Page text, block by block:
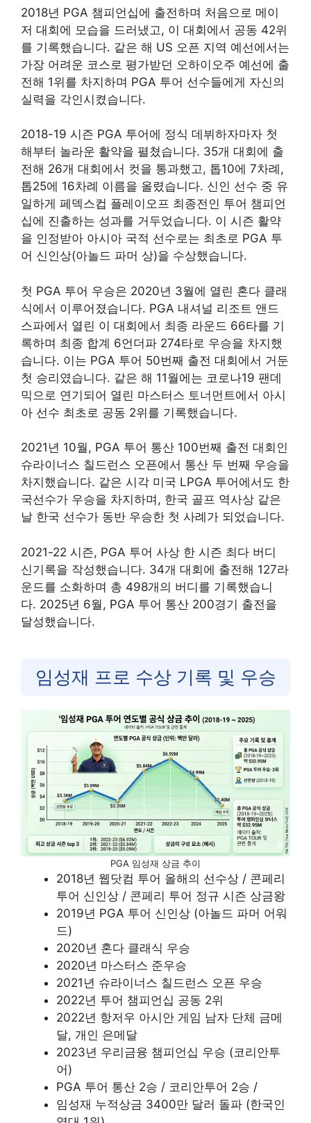
2018년 PGA 챔피언십에 출전하며 처음으로 메이
저 대회에 모습을 드러냈고, 이 대회에서 공동 42위
를 기록했습니다. 같은 해 US 오픈 지역 예선에서는
가장 어려운 코스로 평가받던 오하이오주 예선에 출
전해 1위를 차지하며 PGA 투어 선수들에게 자신의
실력을 각인시켰습니다.
2018-19 시즌 PGA 투어에 정식 데뷔하자마자 첫
해부터 놀라운 활약을 펼쳤습니다. 35개 대회에 출
전해 26개 대회에서 컷을 통과했고, 톱10에 7차례,
톱25에 16차례 이름을 올렸습니다. 신인 선수 중 유
일하게 페덱스컵 플레이오프 최종전인 투어 챔피언
십에 진출하는 성과를 거두었습니다. 이 시즌 활약
을 인정받아 아시아 국적 선수로는 최초로 PGA 투
어 신인상(아놀드 파머 상)을 수상했습니다.
첫 PGA 투어 우승은 2020년 3월에 열린 혼다 클래
식에서 이루어졌습니다. PGA 내셔널 리조트 앤드
스파에서 열린 이 대회에서 최종 라운드 66타를 기
록하며 최종 합계 6언더파 274타로 우승을 차지했
습니다. 이는 PGA 투어 50번째 출전 대회에서 거둔
첫 승리였습니다. 같은 해 11월에는 코로나19 팬데
믹으로 연기되어 열린 마스터스 토너먼트에서 아시
아 선수 최초로 공동 2위를 기록했습니다.
2021년 10월, PGA 투어 통산 100번째 출전 대회인
슈라이너스 칠드런스 오픈에서 통산 두 번째 우승을
차지했습니다. 같은 시각 미국 LPGA 투어에서도 한
국선수가 우승을 차지하며, 한국 골프 역사상 같은
날 한국 선수가 동반 우승한 첫 사례가 되었습니다.
2021-22 시즌, PGA 투어 사상 한 시즌 최다 버디
신기록을 작성했습니다. 34개 대회에 출전해 127라
운드를 소화하며 총 498개의 버디를 기록했습니
다. 2025년 6월, PGA 투어 통산 200경기 출전을
달성했습니다.
임성재 프로 수상 기록 및 우승
PGA 임성재 상금 추이
2018년 웹닷컴 투어 올해의 선수상 / 콘페리
투어 신인상 / 콘페리 투어 정규 시즌 상금왕
2019년 PGA 투어 신인상 (아놀드 파머 어워
드)
2020년 혼다 클래식 우승
2020년 마스터스 준우승
2021년 슈라이너스 칠드런스 오픈 우승
2022년 투어 챔피언십 공동 2위
2022년 항저우 아시안 게임 남자 단체 금메
달, 개인 은메달
2023년 우리금융 챔피언십 우승 (코리안투
어)
PGA 투어 통산 2승 / 코리안투어 2승 /
임성재 누적상금 3400만 달러 돌파 (한국인